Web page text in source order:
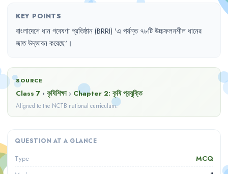
KEY POINTS
বাংলাদেশেধানগবেষণাপ্রতিষ্ঠান(BRRI) 'এ পর্যন্ত ৭৮টিউচ্চফলনশীলধানের
জাতউদ্ভাবনকরেছে'।
SOURCE
Class 7 › কৃষিশিক্ষা › Chapter 2: কৃষি প্রযুক্তি
Aligned to the NCTB national curriculum.
QUESTION AT A GLANCE
Type MCQ